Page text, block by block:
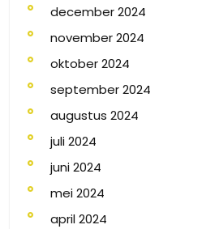
december 2024
november 2024
oktober 2024
september 2024
augustus 2024
juli 2024
juni 2024
mei 2024
april 2024